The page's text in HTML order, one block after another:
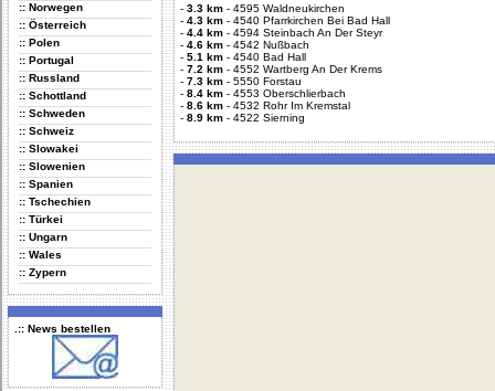
:: Norwegen
:: Österreich
:: Polen
:: Portugal
:: Russland
:: Schottland
:: Schweden
:: Schweiz
:: Slowakei
:: Slowenien
:: Spanien
:: Tschechien
:: Türkei
:: Ungarn
:: Wales
:: Zypern
.:: News bestellen
- 3.3 km - 4595 Waldneukirchen
- 4.3 km - 4540 Pfarrkirchen Bei Bad Hall
- 4.4 km - 4594 Steinbach An Der Steyr
- 4.6 km - 4542 Nußbach
- 5.1 km - 4540 Bad Hall
- 7.2 km - 4552 Wartberg An Der Krems
- 7.3 km - 5550 Forstau
- 8.4 km - 4553 Oberschlierbach
- 8.6 km - 4532 Rohr Im Kremstal
- 8.9 km - 4522 Sierning